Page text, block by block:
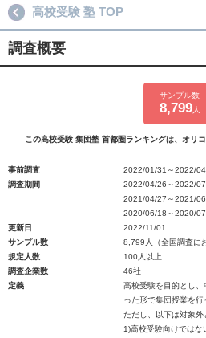
高校受験 塾 TOP
調査概要
サンプル数
8,799人
この高校受験 集団塾 首都圏ランキングは、オリ
事前調査
2022/01/31～2022/
調査期間
2022/04/26～2022/
2021/04/27～2021/
2020/06/18～2020/
更新日
2022/11/01
サンプル数
8,799人（全国調査に
規定人数
100人以上
調査企業数
46社
定義
高校受験を目的とし
った形で集団授業を行
ただし、以下は対象外
1)高校受験向けではな